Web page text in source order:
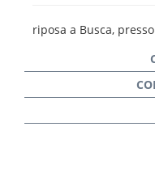
riposa a Busca, presso